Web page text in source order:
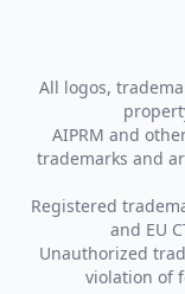
All logos,
AIPRM and
trademarks and
Registered
and EU
Unauthorized
violation of